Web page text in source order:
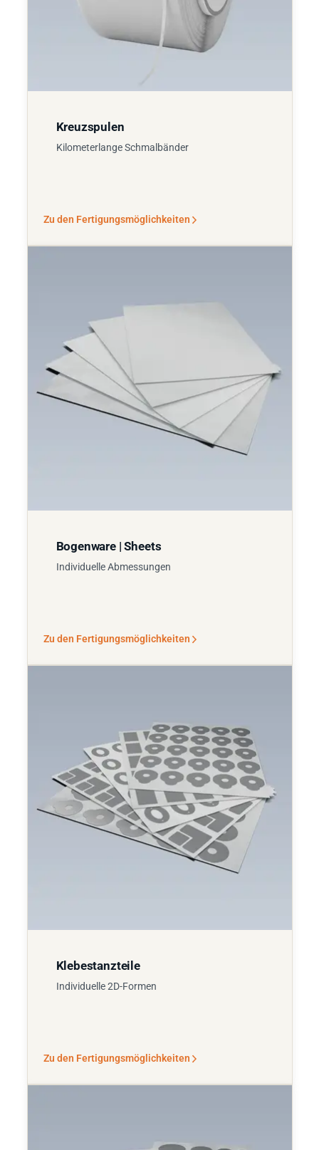
Kreuzspulen
Kilometerlange Schmalbänder
Zu den Fertigungsmöglichkeiten
Bogenware | Sheets
Individuelle Abmessungen
Zu den Fertigungsmöglichkeiten
Klebestanzteile
Individuelle 2D-Formen
Zu den Fertigungsmöglichkeiten